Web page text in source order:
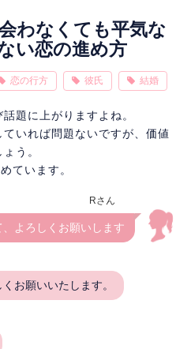
わなくても平気な
い恋の進め方
恋の行方 彼氏 結婚
題に上がりますよね。
いれば問題ないですが、価値
う。
ています。
Rさん
、よろしくお願いします
お願いいたします。